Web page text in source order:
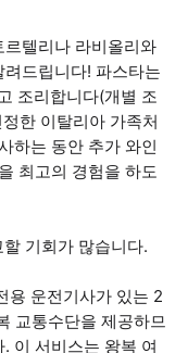
텔리나 라비올리와
드립니다! 파스타는
조리합니다(개별 조
한 이탈리아 가족처
하는 동안 추가 와인
최고의 경험을 하도
기회가 많습니다.
용 운전기사가 있는 2
교통수단을 제공하므
이 서비스는 왕복 여